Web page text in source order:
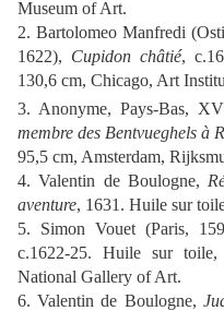
Museum of Art.
2. Bartolomeo Manfredi
1622), Cupidon châtié,
130,6 cm, Chicago, Art
3. Anonyme, Pays-Bas,
membre des Bentvueghels à
95,5 cm, Amsterdam,
4. Valentin de Boulogne,
aventure, 1631. Huile sur
5. Simon Vouet (Paris,
c.1622-25. Huile sur
National Gallery of Art.
6. Valentin de Boulogne,